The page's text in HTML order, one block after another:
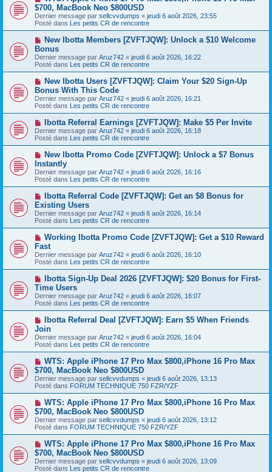
g
e
m
e
s
a
g
e
o
u
v
e
a
m
e
s
a
g
e
$700, MacBook Neo $800USD
Dernier message par sellcvvdumps « jeudi 6 août 2026, 23:55
Posté dans Les petits CR de rencontre
N
u
v
e
a
m
e
s
a
g
e
New Ibotta Members [ZVFTJQW]: Unlock a $10 Welcome
Bonus
Dernier message par Aruz742 « jeudi 6 août 2026, 16:22
Posté dans Les petits CR de rencontre
N
u
v
e
a
m
e
s
s
a
g
e
New Ibotta Users [ZVFTJQW]: Claim Your $20 Sign-Up
Bonus With This Code
Dernier message par Aruz742 « jeudi 6 août 2026, 16:21
Posté dans Les petits CR de rencontre
N
o
u
v
e
a
u
m
e
s
s
a
g
e
Ibotta Referral Earnings [ZVFTJQW]: Make $5 Per Invite
Dernier message par Aruz742 « jeudi 6 août 2026, 16:18
Posté dans Les petits CR de rencontre
N
u
v
e
a
m
e
s
a
g
e
New Ibotta Promo Code [ZVFTJQW]: Unlock a $7 Bonus
Instantly
Dernier message par Aruz742 « jeudi 6 août 2026, 16:16
Posté dans Les petits CR de rencontre
N
o
u
v
e
a
u
m
e
s
a
g
e
Ibotta Referral Code [ZVFTJQW]: Get an $8 Bonus for
Existing Users
Dernier message par Aruz742 « jeudi 6 août 2026, 16:14
Posté dans Les petits CR de rencontre
N
u
v
e
a
m
e
s
a
g
e
Working Ibotta Promo Code [ZVFTJQW]: Get a $10 Reward
Fast
Dernier message par Aruz742 « jeudi 6 août 2026, 16:10
Posté dans Les petits CR de rencontre
N
u
v
e
a
m
e
s
a
g
e
Ibotta Sign-Up Deal 2026 [ZVFTJQW]: $20 Bonus for First-
Time Users
Dernier message par Aruz742 « jeudi 6 août 2026, 16:07
Posté dans Les petits CR de rencontre
N
o
u
v
e
a
u
m
e
s
a
g
e
Ibotta Referral Deal [ZVFTJQW]: Earn $5 When Friends
Join
Dernier message par Aruz742 « jeudi 6 août 2026, 16:04
Posté dans Les petits CR de rencontre
N
o
u
v
e
a
u
m
e
s
a
g
e
WTS: Apple iPhone 17 Pro Max $800,iPhone 16 Pro Max
$700, MacBook Neo $800USD
Dernier message par sellcvvdumps « jeudi 6 août 2026, 13:13
Posté dans FORUM TECHNIQUE 750 FZR/YZF
N
o
u
v
e
a
u
m
e
s
WTS: Apple iPhone 17 Pro Max $800,iPhone 16 Pro Max
$700, MacBook Neo $800USD
Dernier message par sellcvvdumps « jeudi 6 août 2026, 13:12
Posté dans FORUM TECHNIQUE 750 FZR/YZF
N
o
u
v
WTS: Apple iPhone 17 Pro Max $800,iPhone 16 Pro Max
$700, MacBook Neo $800USD
Dernier message par sellcvvdumps « jeudi 6 août 2026, 13:09
Posté dans Les petits CR de rencontre